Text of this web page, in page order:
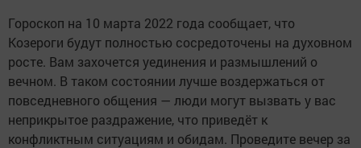
Гороскоп на 10 марта 2022 года сообщает, что
Козероги будут полностью сосредоточены на духовном
росте. Вам захочется уединения и размышлений о
вечном. В таком состоянии лучше воздержаться от
повседневного общения — люди могут вызвать у вас
неприкрытое раздражение, что приведёт к
конфликтным ситуациям и обидам. Проведите вечер за